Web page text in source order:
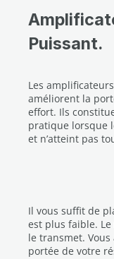
Puissant.
Les
améliorent la
effort. Ils
pratique lorsque
et n’atteint pas
Il vous suffit de
est plus faible.
le transmet.
portée de votre